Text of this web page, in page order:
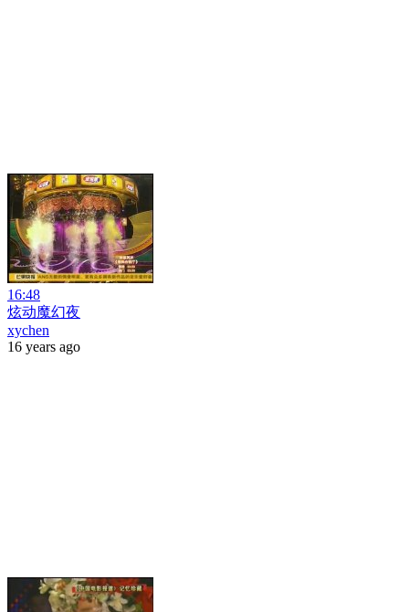
16:48
炫动魔幻夜
xychen
16 years ago